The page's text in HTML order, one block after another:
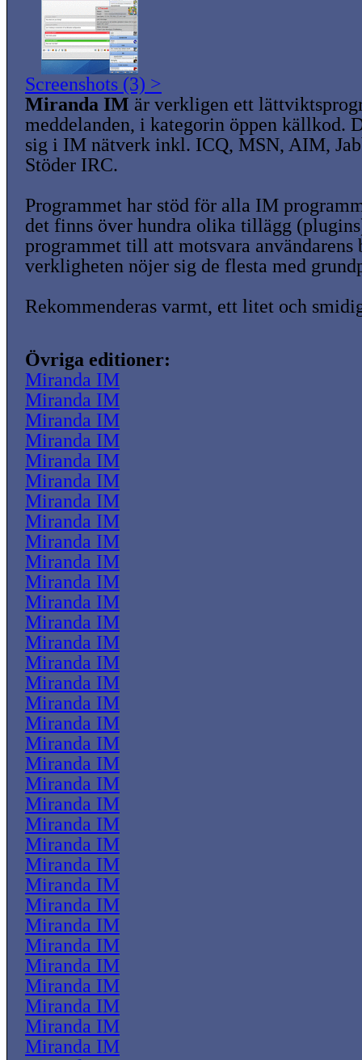
Screenshots (3) >
Miranda IM är verkligen ett
meddelanden, i kategorin öppen källkod.
sig i IM nätverk inkl. ICQ, MSN, AIM,
Stöder IRC.
Programmet har stöd för alla IM
det finns över hundra olika tillägg
programmet till att motsvara användarens
verkligheten nöjer sig de flesta med
Rekommenderas varmt, ett litet och
Övriga editioner:
Miranda IM
Miranda IM
Miranda IM
Miranda IM
Miranda IM
Miranda IM
Miranda IM
Miranda IM
Miranda IM
Miranda IM
Miranda IM
Miranda IM
Miranda IM
Miranda IM
Miranda IM
Miranda IM
Miranda IM
Miranda IM
Miranda IM
Miranda IM
Miranda IM
Miranda IM
Miranda IM
Miranda IM
Miranda IM
Miranda IM
Miranda IM
Miranda IM
Miranda IM
Miranda IM
Miranda IM
Miranda IM
Miranda IM
Miranda IM